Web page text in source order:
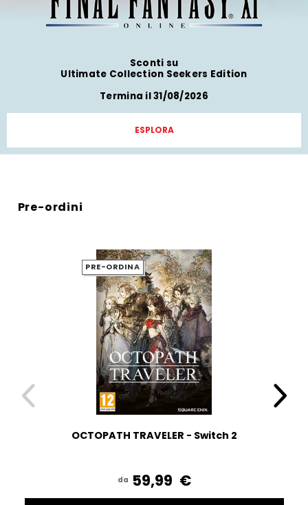
Sconti su
Ultimate Collection Seekers Edition
Termina il 31/08/2026
ESPLORA
Pre-ordini
PRE-ORDINA
OCTOPATH TRAVELER - Switch 2
da 59,99 ‎ ‎€